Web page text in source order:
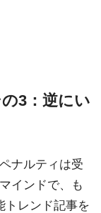
3：逆にい
ナルティは受
インドで、も
トレンド記事を